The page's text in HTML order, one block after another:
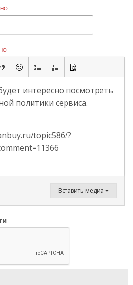
интересно посмотреть
политики сервиса.
topic586/?
Вставить медиа